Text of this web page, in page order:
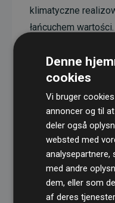
klimatyczne
łańcuchem
średnio odpowiada
emisji
Wszystkie
Standard, co
rzeczywisty wpływ
transparentność.
Więcej informacji o
znajdziesztutaj.
Denne
cookies
Vi bruger
annoncer og til
deler også
websted med
analysepartnere,
med andre
dem, eller som
af deres